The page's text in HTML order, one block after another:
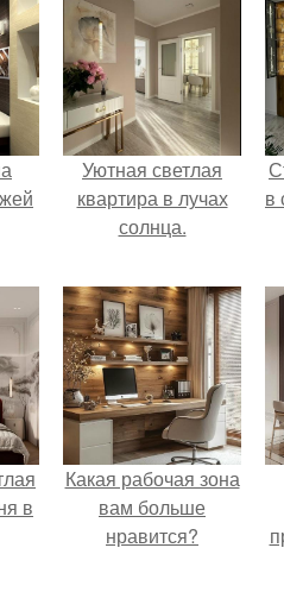
Уютная светлая
квартира в лучах
солнца.
в
в
Какая рабочая зона
вам больше
нравится?